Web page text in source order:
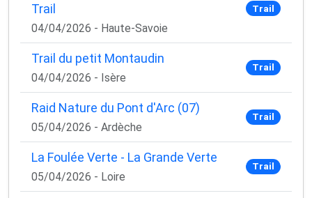
Trail
04/04/2026 - Haute-Savoie
Trail
Trail du petit Montaudin
04/04/2026 - Isère
Trail
Raid Nature du Pont d'Arc (07)
05/04/2026 - Ardèche
Trail
La Foulée Verte - La Grande Verte
05/04/2026 - Loire
Trail